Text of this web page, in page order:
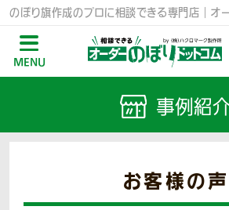
のぼり旗作成のプロに相談できる専門店｜オ
MENU
お客様の声
事例紹